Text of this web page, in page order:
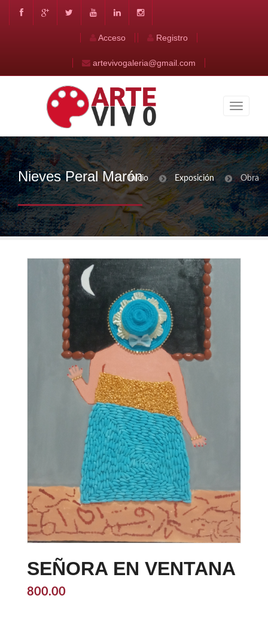
Acceso Registro
artevivogaleria@gmail.com
Nieves Peral Marón
Inicio Exposición Obra
SEÑORA EN VENTANA
800.00